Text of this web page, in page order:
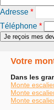
Adresse *
Téléphone *
Votre
Dans les
Monte
Monte
Monte